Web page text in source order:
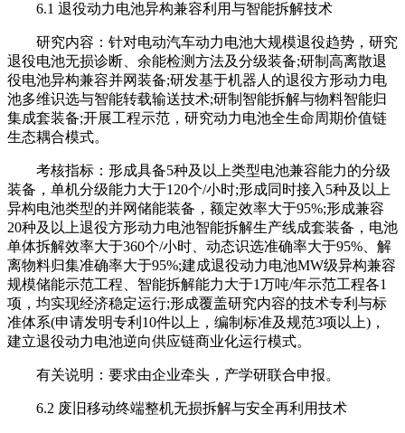
6.1 退役动力电池异构兼容利用与智能拆解技术
研究内容：针对电动汽车动力电池大规模退役趋势，研究
退役电池无损诊断、余能检测方法及分级装备;研制高离散退
役电池异构兼容并网装备;研发基于机器人的退役方形动力电
池多维识选与智能转载输送技术;研制智能拆解与物料智能归
集成套装备;开展工程示范，研究动力电池全生命周期价值链
生态耦合模式。
考核指标：形成具备5种及以上类型电池兼容能力的分级
装备，单机分级能力大于120个/小时;形成同时接入5种及以上
异构电池类型的并网储能装备，额定效率大于95%;形成兼容
20种及以上退役方形动力电池智能拆解生产线成套装备，电池
单体拆解效率大于360个/小时、动态识选准确率大于95%、解
离物料归集准确率大于95%;建成退役动力电池MW级异构兼容
规模储能示范工程、智能拆解能力大于1万吨/年示范工程各1
项，均实现经济稳定运行;形成覆盖研究内容的技术专利与标
准体系(申请发明专利10件以上，编制标准及规范3项以上)，
建立退役动力电池逆向供应链商业化运行模式。
有关说明：要求由企业牵头，产学研联合申报。
6.2 废旧移动终端整机无损拆解与安全再利用技术